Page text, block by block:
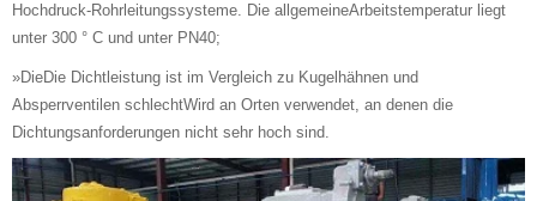
Hochdruck-Rohrleitungssysteme. Die allgemeineArbeitstemperatur liegt
unter 300 ° C und unter PN40;
»DieDie Dichtleistung ist im Vergleich zu Kugelhähnen und
Absperrventilen schlechtWird an Orten verwendet, an denen die
Dichtungsanforderungen nicht sehr hoch sind.